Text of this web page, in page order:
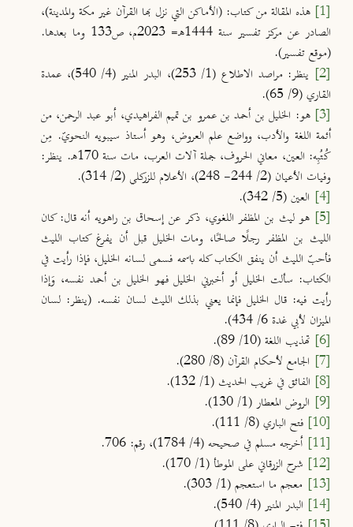
[1]
هذه المقالة من كتاب: (الأماكن التي نزل بها القرآن غير مكة والمدينة)،
الصادر عن مركز تفسير سنة 1444هـ= 2023م، ص133 وما بعدها.
(موقع تفسير).
[2]
ينظر: مراصد الاطلاع (1/ 253)، البدر المنير (4/ 540)، عمدة
القاري (9/ 65).
[3]
هو: الخليل بن أحمد بن عمرو بن تميم الفراهيدي، أبو عبد الرحمن، من
أئمة اللغة والأدب، وواضع علم العروض، وهو أستاذ سيبويه النحويّ. مِن
كُتُبِه: العين، معاني الحروف، جملة آلات العرب، مات سنة 170هـ. ينظر:
وفيات الأعيان (2/ 244- 248)، الأعلام للزركلي (2/ 314).
[4]
العين (5/ 342).
[5]
هو ليث بن المظفر اللغوي، ذكر عن إسحاق بن راهويه أنه قال: كان
الليث بن المظفر رجلًا صالحًا، ومات الخليل قبل أن يفرغ كتاب الليث
فأحبّ الليث أن ينفق الكتاب كله باسمه فسمى لسانه الخليل، فإذا رأيت في
الكتاب: سألت الخليل أو أخبرني الخليل فهو الخليل بن أحمد نفسه، وَإذا
رأيت فيه: قال الخليل فإنما يعني بذلك الليث لسان نفسه. (ينظر: لسان
الميزان لأبي غدة 6/ 434).
[6]
تهذيب اللغة (10/ 89).
[7]
الجامع لأحكام القرآن (8/ 280).
[8]
الفائق في غريب الحديث (1/ 132).
[9]
الروض المعطار (1/ 130).
[10]
فتح الباري (8/ 111).
[11]
أخرجه مسلم في صحيحه (4/ 1784)، رقم: 706.
[12]
شرح الزرقاني على الموطأ (1/ 170).
[13]
معجم ما استعجم (1/ 303).
[14]
البدر المنير (4/ 540).